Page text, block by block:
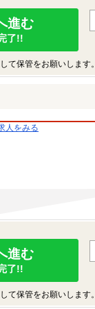
進む
了!!
て保管をお願いします。
人をみる
進む
了!!
て保管をお願いします。